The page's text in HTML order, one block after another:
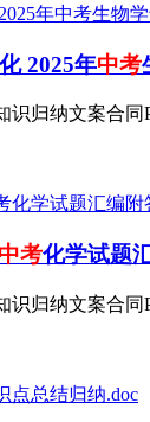
2025年中考
归纳文案合同
考化学试题
归纳文案合同